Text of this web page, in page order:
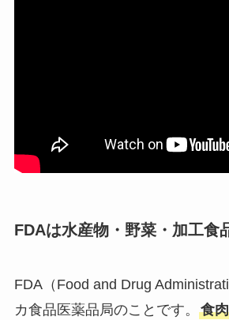
FDAは水産物・野菜・加工食
FDA（Food and Drug
カ食品医薬品局のことです。 食